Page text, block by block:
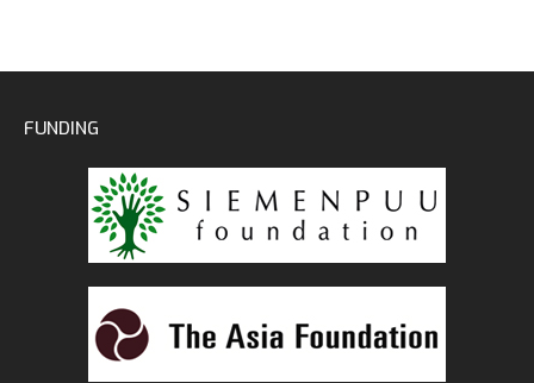
FUNDING